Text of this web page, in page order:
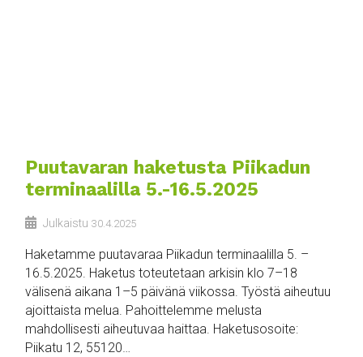
Puutavaran haketusta Piikadun
terminaalilla 5.-16.5.2025
Julkaistu 30.4.2025
Haketamme puutavaraa Piikadun terminaalilla 5. –
16.5.2025. Haketus toteutetaan arkisin klo 7–18
välisenä aikana 1–5 päivänä viikossa. Työstä aiheutuu
ajoittaista melua. Pahoittelemme melusta
mahdollisesti aiheutuvaa haittaa. Haketusosoite:
Piikatu 12, 55120…